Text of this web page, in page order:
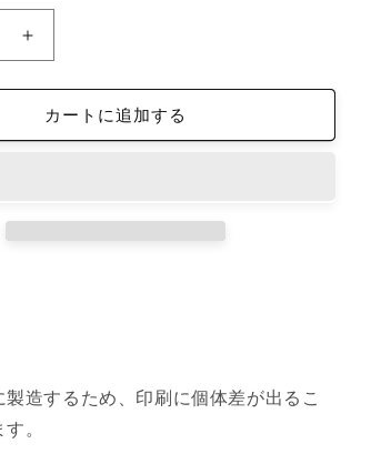
iFace
reflection
イ
ン
ナ
ー
ル
デ
ザ
カートに追加する
製造するため、印刷に個体差が出るこ
。